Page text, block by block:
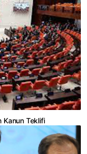
Kanun Teklifi